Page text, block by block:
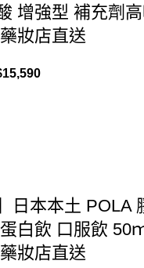
增強型 補充劑
妝店直送
15,590
日本本土 POLA
白飲 口服飲 50
妝店直送